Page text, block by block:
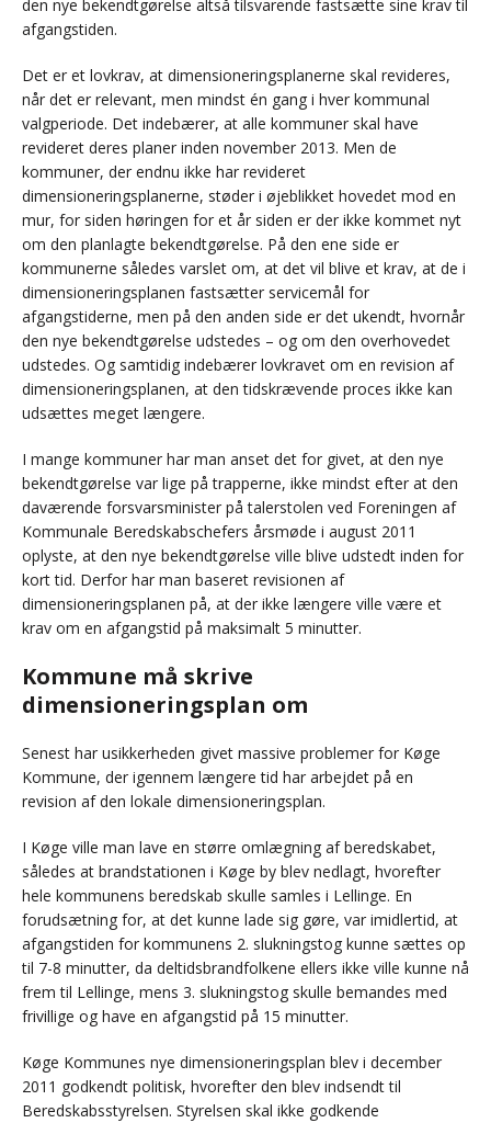
den nye bekendtgørelse altså tilsvarende fastsætte sine krav til
afgangstiden.
Det er et lovkrav, at dimensioneringsplanerne skal revideres,
når det er relevant, men mindst én gang i hver kommunal
valgperiode. Det indebærer, at alle kommuner skal have
revideret deres planer inden november 2013. Men de
kommuner, der endnu ikke har revideret
dimensioneringsplanerne, støder i øjeblikket hovedet mod en
mur, for siden høringen for et år siden er der ikke kommet nyt
om den planlagte bekendtgørelse. På den ene side er
kommunerne således varslet om, at det vil blive et krav, at de i
dimensioneringsplanen fastsætter servicemål for
afgangstiderne, men på den anden side er det ukendt, hvornår
den nye bekendtgørelse udstedes – og om den overhovedet
udstedes. Og samtidig indebærer lovkravet om en revision af
dimensioneringsplanen, at den tidskrævende proces ikke kan
udsættes meget længere.
I mange kommuner har man anset det for givet, at den nye
bekendtgørelse var lige på trapperne, ikke mindst efter at den
daværende forsvarsminister på talerstolen ved Foreningen af
Kommunale Beredskabschefers årsmøde i august 2011
oplyste, at den nye bekendtgørelse ville blive udstedt inden for
kort tid. Derfor har man baseret revisionen af
dimensioneringsplanen på, at der ikke længere ville være et
krav om en afgangstid på maksimalt 5 minutter.
Kommune må skrive
dimensioneringsplan om
Senest har usikkerheden givet massive problemer for Køge
Kommune, der igennem længere tid har arbejdet på en
revision af den lokale dimensioneringsplan.
I Køge ville man lave en større omlægning af beredskabet,
således at brandstationen i Køge by blev nedlagt, hvorefter
hele kommunens beredskab skulle samles i Lellinge. En
forudsætning for, at det kunne lade sig gøre, var imidlertid, at
afgangstiden for kommunens 2. slukningstog kunne sættes op
til 7-8 minutter, da deltidsbrandfolkene ellers ikke ville kunne nå
frem til Lellinge, mens 3. slukningstog skulle bemandes med
frivillige og have en afgangstid på 15 minutter.
Køge Kommunes nye dimensioneringsplan blev i december
2011 godkendt politisk, hvorefter den blev indsendt til
Beredskabsstyrelsen. Styrelsen skal ikke godkende